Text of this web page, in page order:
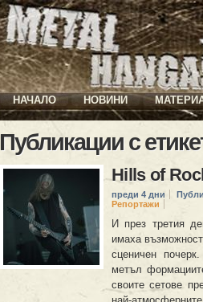
НАЧАЛО НОВИНИ
Публикации с
Hills of
преди 4 дни
Репортажи
И през третия
имаха
сценичен
метъл
своите сетове